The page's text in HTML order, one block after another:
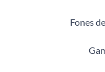
Fones